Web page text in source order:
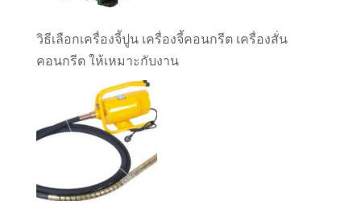
วิธีเลือกเครื่องจี้ปูน เครื่องจี้คอนกรีต เครื่องสั่น
คอนกรีต ให้เหมาะกับงาน